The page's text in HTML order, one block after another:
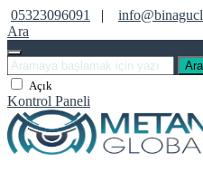
05323096091 |
Ara
Ara
Açık
Kontrol Paneli